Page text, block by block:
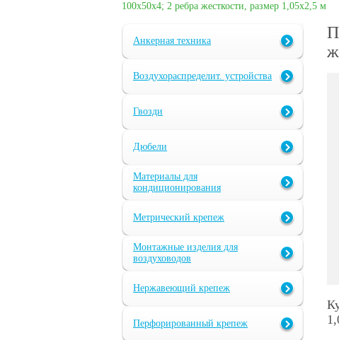
100х50х4; 2 ребра жесткости, размер 1,05х2,5 м
Анкерная техника
Воздухораспределит. устройства
Гвозди
Дюбели
Материалы для
кондиционирования
Метрический крепеж
Монтажные изделия для
воздуховодов
Нержавеющий крепеж
Перфорированный крепеж